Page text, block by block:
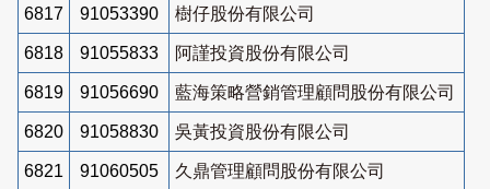
6817 91053390 樹仔股份有限公司
6818 91055833 阿謹投資股份有限公司
6819 91056690 藍海策略營銷管理顧問股份有限公司
6820 91058830 吳黃投資股份有限公司
6821 91060505 久鼎管理顧問股份有限公司